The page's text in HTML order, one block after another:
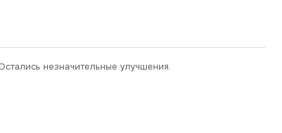
незначительные улучшения.